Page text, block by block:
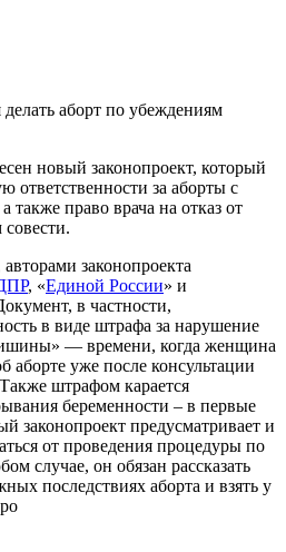
новый законопроект, который
ответственности за аборты с
также право врача на отказ от
авторами законопроекта
, «Единой России» и
в частности,
в виде штрафа за нарушение
— времени, когда женщина
аборте уже после консультации
штрафом карается
беременности – в первые
законопроект предусматривает и
от проведения процедуры по
случае, он обязан рассказать
последствиях аборта и взять у